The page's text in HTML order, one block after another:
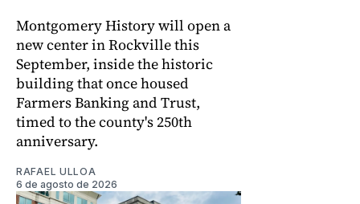
Montgomery History will open a
new center in Rockville this
September, inside the historic
building that once housed
Farmers Banking and Trust,
timed to the county's 250th
anniversary.
RAFAEL ULLOA
6 de agosto de 2026